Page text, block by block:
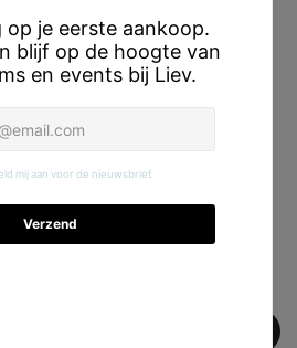
vanaf3 jaar.
Maileg babymuizen en
complete en gezellige
te maken.